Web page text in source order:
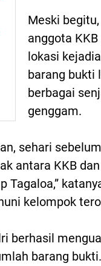
Meski
anggota
lokasi
barang bukti
berbagai
genggam.
sehari
antara KKB
Tagaloa,”
kelompok
berhasil
barang